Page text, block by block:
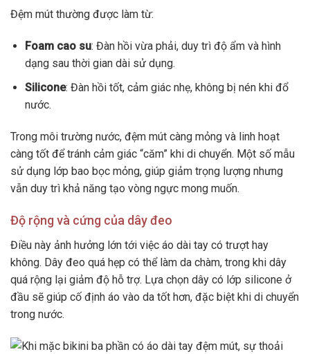
Đệm mút thường được làm từ:
Foam cao su: Đàn hồi vừa phải, duy trì độ ẩm và hình
dạng sau thời gian dài sử dụng.
Silicone: Đàn hồi tốt, cảm giác nhẹ, không bị nén khi đổ
nước.
Trong môi trường nước, đệm mút càng mỏng và linh hoạt
càng tốt để tránh cảm giác “căm” khi di chuyển. Một số mẫu
sử dụng lớp bao bọc mỏng, giúp giảm trọng lượng nhưng
vẫn duy trì khả năng tạo vòng ngực mong muốn.
Độ rộng và cứng của dây đeo
Điều này ảnh hưởng lớn tới việc áo dài tay có trượt hay
không. Dây đeo quá hẹp có thể làm da chàm, trong khi dây
quá rộng lại giảm độ hỗ trợ. Lựa chọn dây có lớp silicone ở
đầu sẽ giúp cố định áo vào da tốt hơn, đặc biệt khi di chuyển
trong nước.